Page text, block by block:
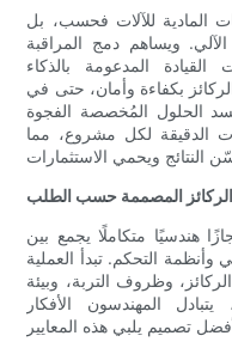
المادية للآلات فحسب، بل
ويساهم دمج المراقبة
المدعومة بالذكاء
بكفاءة وأمان، حتى في
الحلول المُخصصة الفجوة
الدقيقة لكل مشروع، مما
الركائز المصممة حسب الطلب
هندسيًا متكاملًا يجمع بين
وأنظمة التحكم. تبدأ العملية
وظروف التربة، وبيئة
المهندسون الأفكار